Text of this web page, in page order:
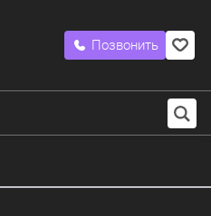
Позвонить